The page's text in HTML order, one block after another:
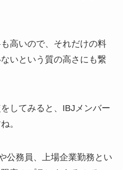
高いので、それだけの料
いという質の高さにも繋
してみると、IBJメンバー
。
公務員、上場企業勤務とい